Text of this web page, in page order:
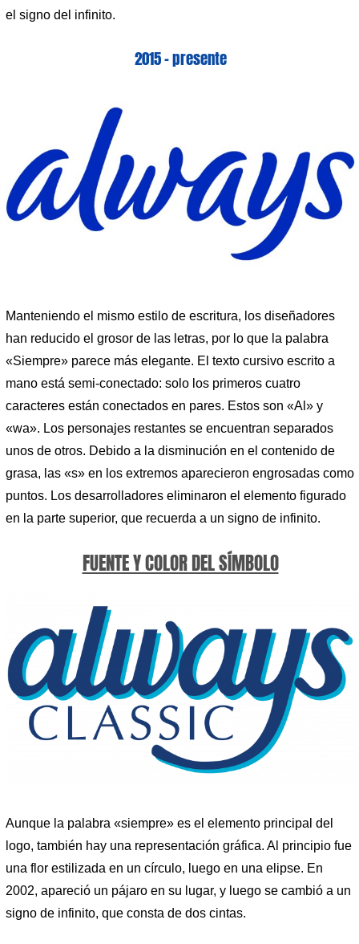
el signo del infinito.
2015 – presente
Manteniendo el mismo estilo de escritura, los diseñadores
han reducido el grosor de las letras, por lo que la palabra
«Siempre» parece más elegante. El texto cursivo escrito a
mano está semi-conectado: solo los primeros cuatro
caracteres están conectados en pares. Estos son «Al» y
«wa». Los personajes restantes se encuentran separados
unos de otros. Debido a la disminución en el contenido de
grasa, las «s» en los extremos aparecieron engrosadas como
puntos. Los desarrolladores eliminaron el elemento figurado
en la parte superior, que recuerda a un signo de infinito.
FUENTE Y COLOR DEL SÍMBOLO
Aunque la palabra «siempre» es el elemento principal del
logo, también hay una representación gráfica. Al principio fue
una flor estilizada en un círculo, luego en una elipse. En
2002, apareció un pájaro en su lugar, y luego se cambió a un
signo de infinito, que consta de dos cintas.